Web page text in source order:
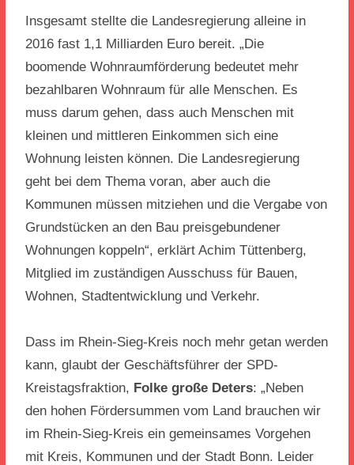
Insgesamt stellte die Landesregierung alleine in
2016 fast 1,1 Milliarden Euro bereit. „Die
boomende Wohnraumförderung bedeutet mehr
bezahlbaren Wohnraum für alle Menschen. Es
muss darum gehen, dass auch Menschen mit
kleinen und mittleren Einkommen sich eine
Wohnung leisten können. Die Landesregierung
geht bei dem Thema voran, aber auch die
Kommunen müssen mitziehen und die Vergabe von
Grundstücken an den Bau preisgebundener
Wohnungen koppeln“, erklärt Achim Tüttenberg,
Mitglied im zuständigen Ausschuss für Bauen,
Wohnen, Stadtentwicklung und Verkehr.
Dass im Rhein-Sieg-Kreis noch mehr getan werden
kann, glaubt der Geschäftsführer der SPD-
Kreistagsfraktion, Folke große Deters: „Neben
den hohen Fördersummen vom Land brauchen wir
im Rhein-Sieg-Kreis ein gemeinsames Vorgehen
mit Kreis, Kommunen und der Stadt Bonn. Leider